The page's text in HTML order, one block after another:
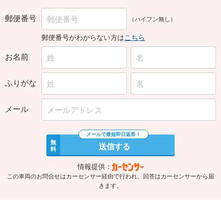
郵便番号 （ハイフン無し）
郵便番号がわからない方はこちら
お名前
ふりがな
メール
無
料 送信する
情報提供：
この車両のお問合せはカーセンサー経由で行われ、回答はカーセンサーから届
きます。